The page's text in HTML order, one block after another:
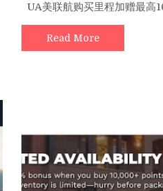
美
联
航
购
高
100%
奖
UA美联航购买里程加赠最高
Read More